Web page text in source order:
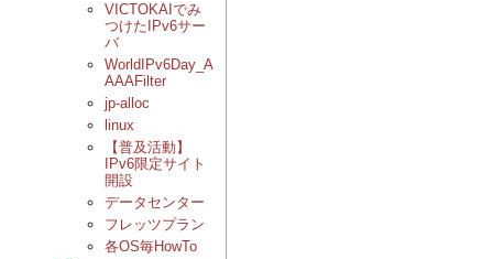
VICTOKAIでみ
つけたIPv6サー
バ
WorldIPv6Day_A
AAAFilter
jp-alloc
linux
【普及活動】
IPv6限定サイト
開設
データセンター
フレッツプラン
各OS毎HowTo